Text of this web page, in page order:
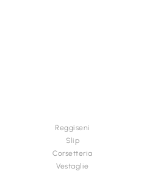
Reggiseni
Slip
Corsetteria
Vestaglie